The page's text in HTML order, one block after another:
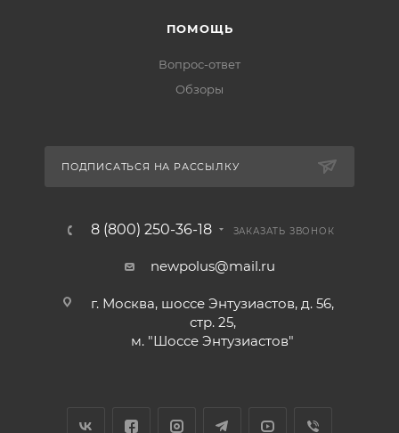
ПОМОЩЬ
Вопрос-ответ
Обзоры
ПОДПИСАТЬСЯ НА РАССЫЛКУ
8 (800) 250-36-18 ЗАКАЗАТЬ ЗВОНОК
newpolus@mail.ru
г. Москва, шоссе Энтузиастов, д. 56,
стр. 25,
м. "Шоссе Энтузиастов"